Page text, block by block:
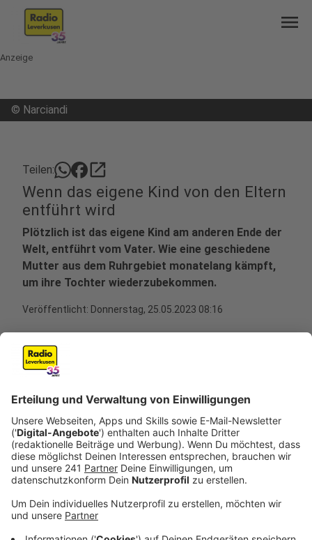
menu
Anzeige
© Narciandi
Teilen: open_in_new
Wenn das eigene Kind von den Eltern
entführt wird
Plötzlich ist das eigene Kind am anderen Ende der
Welt, entführt vom Vater. Wie eine geschiedene
Mutter aus dem Ruhrgebiet monatelang kämpft,
um ihre Tochter wiederzubekommen.
Veröffentlicht: Donnerstag, 25.05.2023 08:16
Anzeige
Ein Wochenende in London verbringen. Das ist der
Plan, den der Vater der Mutter im November 2021
vorgaukelt. Sie hat das Sorgerecht für das Mädchen,
denn die Eltern sind geschieden, beide haben neue
Ehepartner. Doch statt nach London fliegt der Vater
mit seiner Tochter nach Paraguay und bleibt dort. Der
Grund: Er möchte eine Impfung des zehnjährigen
Mädchens gegen das Coronavirus unterbinden. Mehr